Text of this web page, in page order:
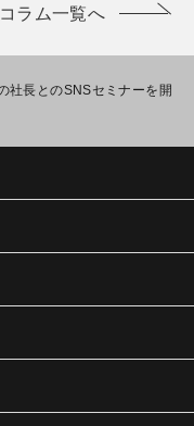
ラム一覧へ
社長とのSNSセミナーを開